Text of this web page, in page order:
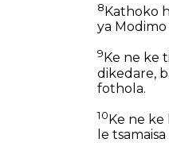
8 Kathoko
ya
9 Ke ne ke
dikedare,
fothola.
10Ke ne ke
le